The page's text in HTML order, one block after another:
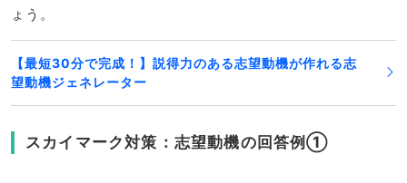
ょう。
【最短30分で完成！】説得力のある志望動機が作れる志
望動機ジェネレーター
スカイマーク対策：志望動機の回答例①